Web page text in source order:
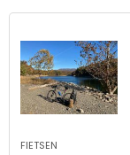
FIETSEN